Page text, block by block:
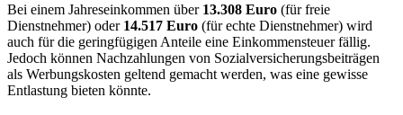
Bei einem Jahreseinkommen über 13.308 Euro (für freie
Dienstnehmer) oder 14.517 Euro (für echte Dienstnehmer) wird
auch für die geringfügigen Anteile eine Einkommensteuer fällig.
Jedoch können Nachzahlungen von Sozialversicherungsbeiträgen
als Werbungskosten geltend gemacht werden, was eine gewisse
Entlastung bieten könnte.